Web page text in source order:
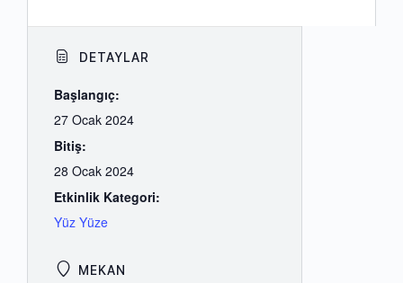
DETAYLAR
Başlangıç:
27 Ocak 2024
Bitiş:
28 Ocak 2024
Etkinlik Kategori:
Yüz Yüze
MEKAN